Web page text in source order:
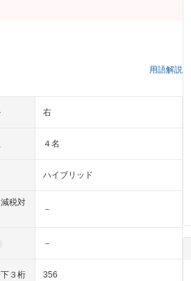
用語解説
右
４名
ハイブリッド
税対
－
－
３桁 356